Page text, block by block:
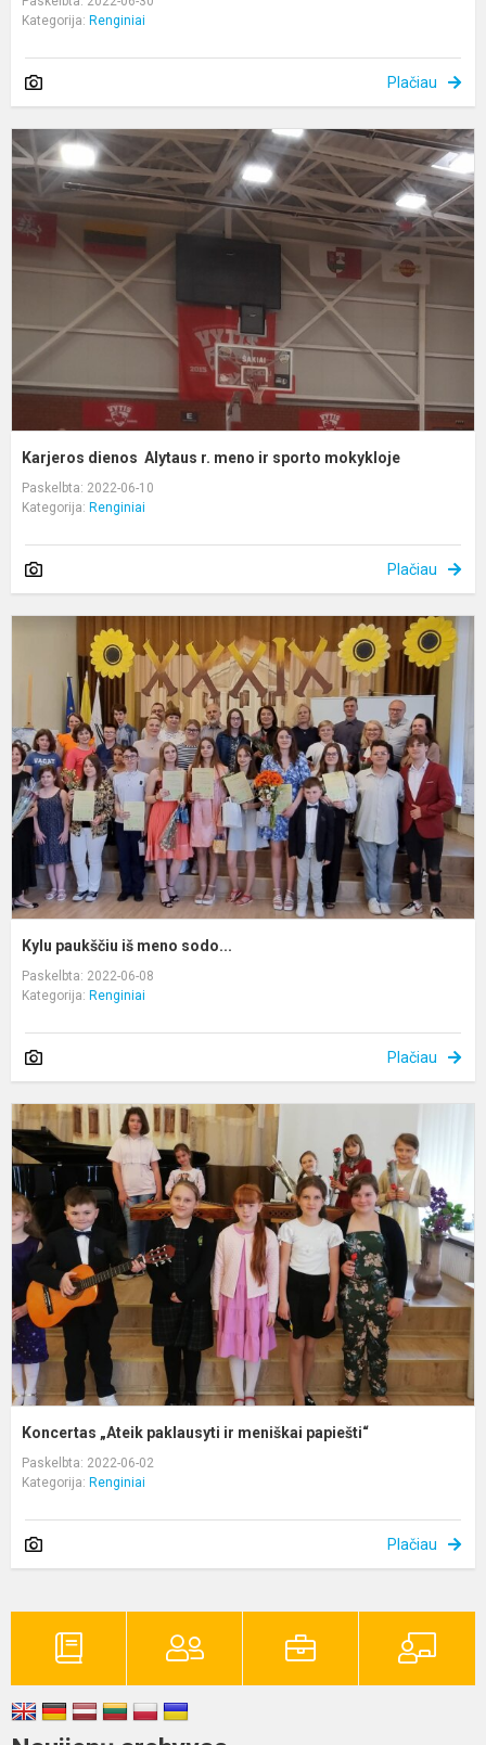
Kategorija: Renginiai
Plačiau
Karjeros dienos Alytaus r. meno ir sporto mokykloje
Paskelbta: 2022-06-10
Kategorija: Renginiai
Plačiau
Kylu paukščiu iš meno sodo...
Paskelbta: 2022-06-08
Kategorija: Renginiai
Plačiau
Koncertas „Ateik paklausyti ir meniškai papiešti“
Paskelbta: 2022-06-02
Kategorija: Renginiai
Plačiau